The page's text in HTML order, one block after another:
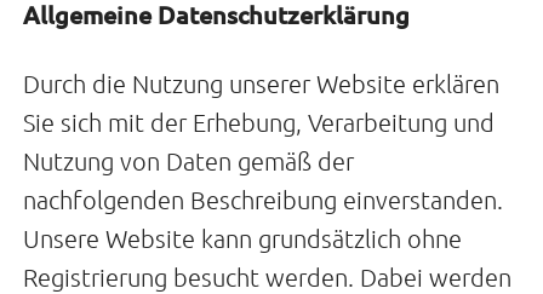
Allgemeine Datenschutzerklärung
Durch die Nutzung unserer Website erklären
Sie sich mit der Erhebung, Verarbeitung und
Nutzung von Daten gemäß der
nachfolgenden Beschreibung einverstanden.
Unsere Website kann grundsätzlich ohne
Registrierung besucht werden. Dabei werden